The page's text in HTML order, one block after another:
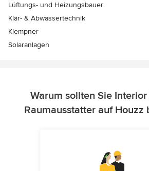
Lüftungs- und Heizungsbauer
Klär- & Abwassertechnik
Klempner
Solaranlagen
Warum sollten Sie
Raumausstatter auf Houzz